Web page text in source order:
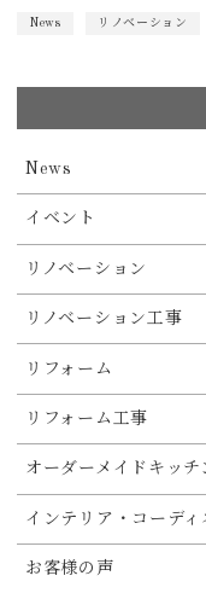
News リノベーション
News
イベント
リノベーション
リノベーション工事
リフォーム
リフォーム工事
オーダーメイドキッチ
インテリア・コーディ
お客様の声